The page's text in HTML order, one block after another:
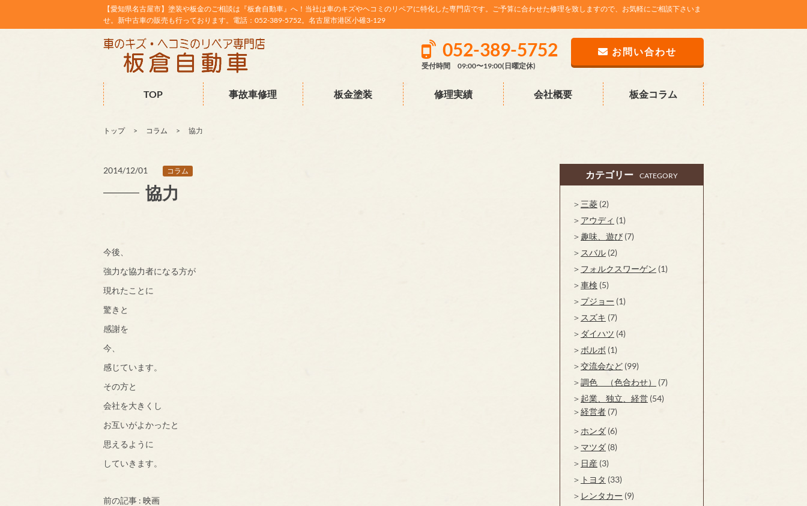
【愛知県名古屋市】塗装や板金のご相談は『板倉自動車』へ！当社は車のキズやヘコミのリペアに特化した専門店です。ご予算に合わせた修理を致しますので、お気軽にご相談下さいま
せ。新中古車の販売も行っております。電話：052-389-5752。名古屋市港区小碓3-129
052-389-5752
受付時間 09:00〜19:00(日曜定休)
お問い合わせ
TOP 事故車修理 板金塗装 修理実績 会社概要 板金コラム
トップ コラム 協力
2014/12/01 コラム
協力
今後、
強力な協力者になる方が
現れたことに
驚きと
感謝を
今、
感じています。
その方と
会社を大きくし
お互いがよかったと
思えるように
していきます。
前の記事 : 映画
カテゴリー CATEGORY
三菱 (2)
アウディ (1)
趣味、遊び (7)
スバル (2)
フォルクスワーゲン (1)
車検 (5)
プジョー (1)
スズキ (7)
ダイハツ (4)
ボルボ (1)
交流会など (99)
調色 （色合わせ）
(7)
起業、独立、経営 (54)
経営者 (7)
ホンダ (6)
マツダ (8)
日産 (3)
トヨタ (33)
レンタカー (9)